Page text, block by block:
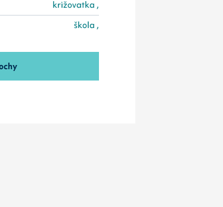
križovatka ,
škola ,